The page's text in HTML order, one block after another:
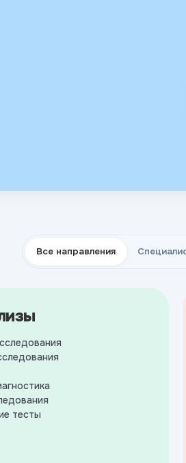
Все направления
тесты